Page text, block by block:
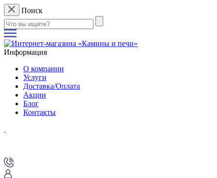
Поиск
Информация
О компании
Услуги
Доставка/Оплата
Акции
Блог
Контакты